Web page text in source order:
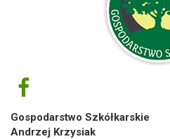
Gospodarstwo Szkółkarskie
Andrzej Krzysiak